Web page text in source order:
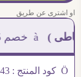
او اشترى عن طريق
)à خصم 5% للعملاء الجدد à شحن مجانى عند الشراء ب 4000 جنيه à
Ö كود المنتج : SA95743